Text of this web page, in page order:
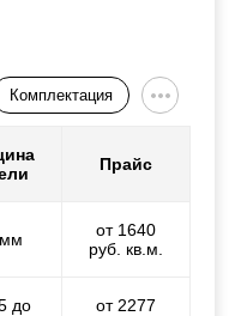
Комплектация
Прайс
от 1640
руб. кв.м.
до
от 2277